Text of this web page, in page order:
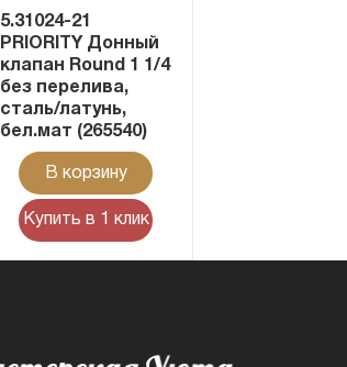
5.31024-21
PRIORITY Донный
клапан Round 1 1/4
без перелива,
сталь/латунь,
бел.мат (265540)
В корзину
Купить в 1 клик